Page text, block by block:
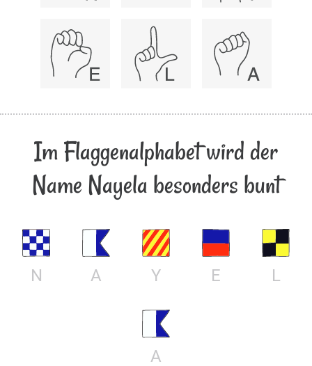
Im Flaggenalphabet wird der
Name Nayela besonders bunt
N A Y E L
A